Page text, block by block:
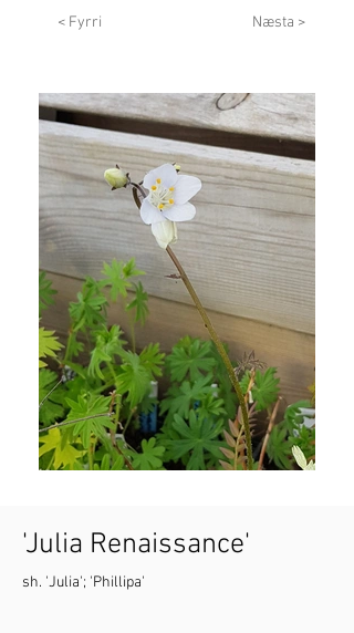
< Fyrri Næsta >
'Julia Renaissance'
sh. 'Julia'; 'Phillipa'